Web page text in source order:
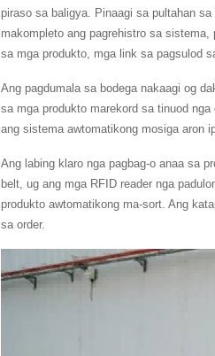
piraso sa baligya. Pinaagi sa pultahan
makompleto ang pagrehistro sa
sa mga produkto, mga link sa pagsulod
Ang pagdumala sa bodega nakaagi og
sa mga produkto marekord sa tinuod nga
ang sistema awtomatikong mosiga aron
Ang labing klaro nga pagbag-o anaa sa
belt, ug ang mga RFID reader nga
produkto awtomatikong ma-sort. Ang
sa order.